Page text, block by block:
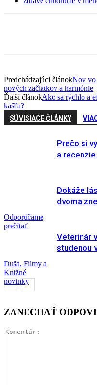
Predchádzajúci článokNov vo
nových začiatkov a harmónie
Ďalší článokAko sa rýchlo a
kašľa?
SÚVISIACE ČLÁNKY
Odporúčame
prečítať
Prečo si
a
Duša, Filmy a
Knižné
novinky
Dokáže
dvoma
Odporúčame
Veterinár
studenou
ZANECHAŤ